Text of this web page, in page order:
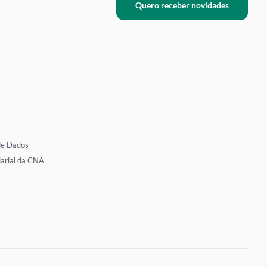
Quero receber novidades
Dados
da CNA